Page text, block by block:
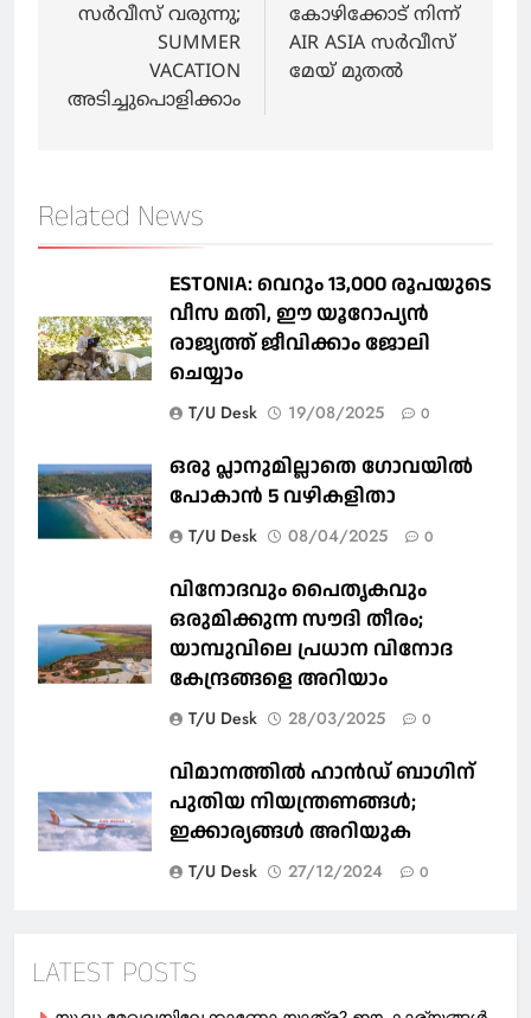
സർവീസ് വരുന്നു;
SUMMER
VACATION
അടിച്ചുപൊളിക്കാം
കോഴിക്കോട് നിന്ന്
AIR ASIA സർവീസ്
മേയ് മുതൽ
Related News
ESTONIA: വെറും 13,000 രൂപയുടെ
വീസ മതി, ഈ യൂറോപ്യന്‍
രാജ്യത്ത് ജീവിക്കാം ജോലി
ചെയ്യാം
T/U Desk 19/08/2025 0
ഒരു പ്ലാനുമില്ലാതെ ഗോവയില്‍
പോകാൻ 5 വഴികളിതാ
T/U Desk 08/04/2025 0
വിനോദവും പൈതൃകവും
ഒരുമിക്കുന്ന സൗദി തീരം;
യാമ്പുവിലെ പ്രധാന വിനോദ
കേന്ദ്രങ്ങളെ അറിയാം
T/U Desk 28/03/2025 0
വിമാനത്തിൽ ഹാൻഡ് ബാഗിന്
പുതിയ നിയന്ത്രണങ്ങൾ;
ഇക്കാര്യങ്ങൾ അറിയുക
T/U Desk 27/12/2024 0
LATEST POSTS